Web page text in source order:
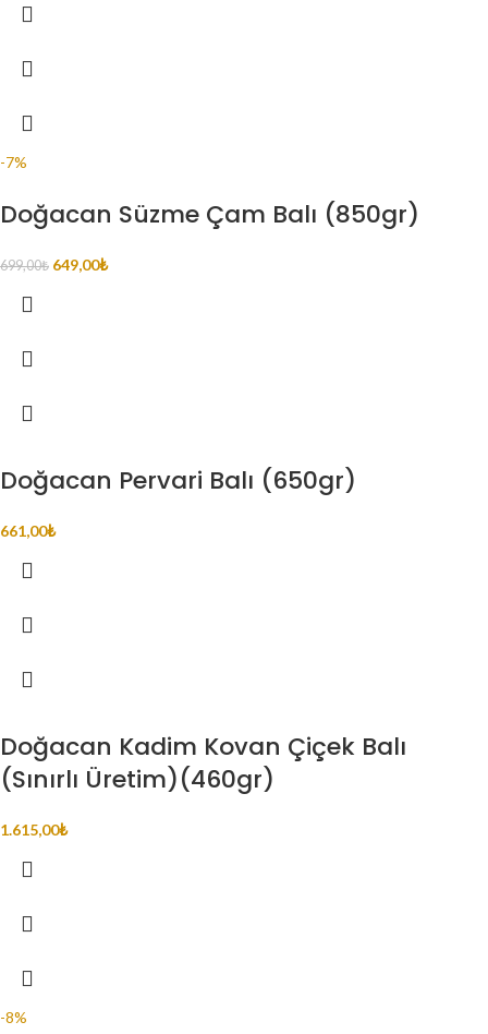
-7%
Doğacan Süzme Çam Balı (850gr)
699,00₺ 649,00₺
Doğacan Pervari Balı (650gr)
661,00₺
Doğacan Kadim Kovan Çiçek Balı
(Sınırlı Üretim)(460gr)
1.615,00₺
-8%